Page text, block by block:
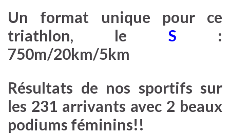
Un format unique pour ce
triathlon, le S :
750m/20km/5km
Résultats de nos sportifs sur
les 231 arrivants avec 2 beaux
podiums féminins!!